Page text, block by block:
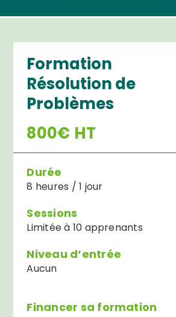
Formation
Résolution de
Problèmes
800€ HT
Durée
8 heures / 1 jour
Sessions
Limitée à 10 apprenants
Niveau d’entrée
Aucun
Financer sa formation